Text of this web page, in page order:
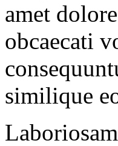
amet
obcaecati
similique